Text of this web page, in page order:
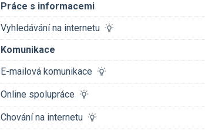
Práce s informacemi
Vyhledávání na internetu
Komunikace
E-mailová komunikace
Online spolupráce
Chování na internetu